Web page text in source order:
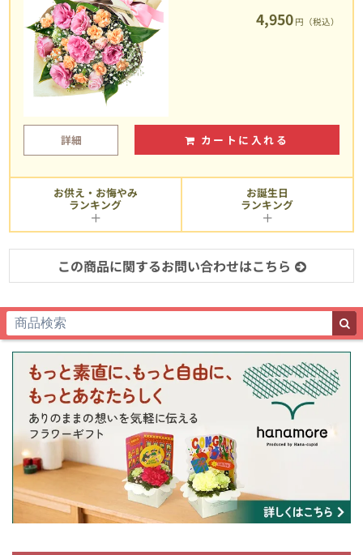
4,950 円（税込）
詳細 カートに入れる
お供え・お悔やみ
ランキング
お誕生日
ランキング
この商品に関するお問い合わせはこちら